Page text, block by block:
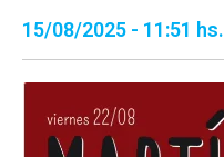
15/08/2025 - 11:51 hs.